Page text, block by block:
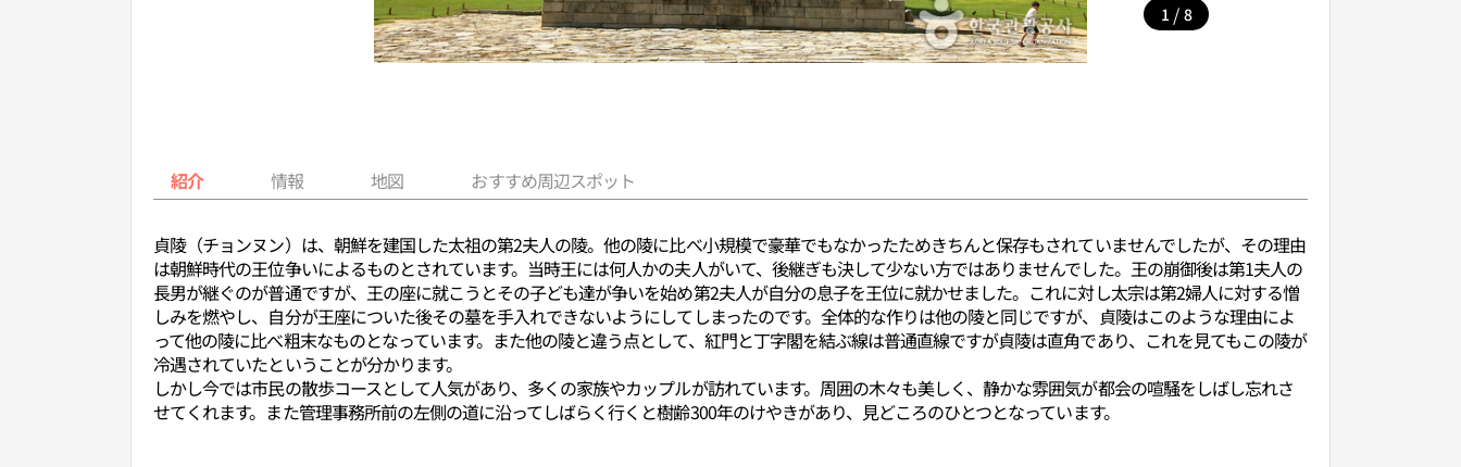
1 / 8
紹介 情報 地図 おすすめ周辺スポット
貞陵（チョンヌン）は、朝鮮を建国した太祖の第2夫人の陵。他の陵に比べ小規模で豪華でもなかったためきちんと保存もされていませんでしたが、その理由
は朝鮮時代の王位争いによるものとされています。当時王には何人かの夫人がいて、後継ぎも決して少ない方ではありませんでした。王の崩御後は第1夫人の
長男が継ぐのが普通ですが、王の座に就こうとその子ども達が争いを始め第2夫人が自分の息子を王位に就かせました。これに対し太宗は第2婦人に対する憎
しみを燃やし、自分が王座についた後その墓を手入れできないようにしてしまったのです。全体的な作りは他の陵と同じですが、貞陵はこのような理由によ
って他の陵に比べ粗末なものとなっています。また他の陵と違う点として、紅門と丁字閣を結ぶ線は普通直線ですが貞陵は直角であり、これを見てもこの陵が
冷遇されていたということが分かります。
しかし今では市民の散歩コースとして人気があり、多くの家族やカップルが訪れています。周囲の木々も美しく、静かな雰囲気が都会の喧騒をしばし忘れさ
せてくれます。また管理事務所前の左側の道に沿ってしばらく行くと樹齢300年のけやきがあり、見どころのひとつとなっています。